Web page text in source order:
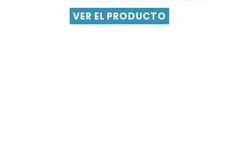
VER EL PRODUCTO